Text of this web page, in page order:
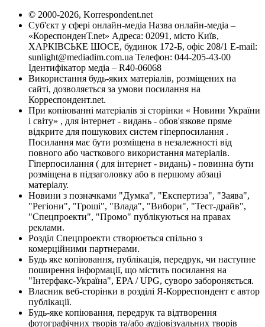
© 2000-2026, Korrespondent.net
Суб'єкт у сфері онлайн-медіа Назва онлайн-медіа –
«КореспонденТ.net» Адреса: 02091, місто Київ,
ХАРКІВСЬКЕ ШОСЕ, будинок 172-Б, офіс 208/1 E-mail:
sunlight@mediadim.com.ua Телефон: 044-205-43-00
Ідентифікатор медіа – R40-06068
Використання будь-яких матеріалів, розміщених на
сайті, дозволяється за умови посилання на
Корреспондент.net.
При копіюванні матеріалів зі сторінки « Новини України
і світу» , для інтернет - видань - обов'язкове пряме
відкрите для пошукових систем гіперпосилання .
Посилання має бути розміщена в незалежності від
повного або часткового використання матеріалів.
Гіперпосилання ( для інтернет - видань) - повинна бути
розміщена в підзаголовку або в першому абзаці
матеріалу.
Новини з позначками "Думка", "Експертиза", "Заява",
"Регіони", "Гроші", "Влада", "Вибори", "Тест-драйв",
"Спецпроекти", "Промо" публікуються на правах
реклами.
Розділ Спецпроекти створюється спільно з
комерційними партнерами.
Будь яке копіювання, публікація, передрук, чи наступне
поширення інформації, що містить посилання на
"Інтерфакс-Україна", EPA / UPG, суворо забороняється.
Власник веб-сторінки в розділі Я-Корреспондент є автор
публікації.
Будь-яке копіювання, передрук та відтворення
фотографічних творів та/або аудіовізуальних творів